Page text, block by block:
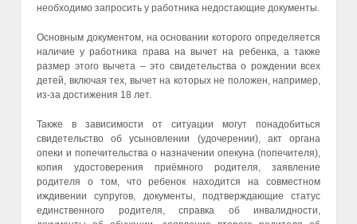
необходимо запросить у работника недостающие документы.
Основным документом, на основании которого определяется
наличие у работника права на вычет на ребенка, а также
размер этого вычета – это свидетельства о рождении всех
детей, включая тех, вычет на которых не положен, например,
из-за достижения 18 лет.
Также в зависимости от ситуации могут понадобиться
свидетельство об усыновлении (удочерении), акт органа
опеки и попечительства о назначении опекуна (попечителя),
копия удостоверения приёмного родителя, заявление
родителя о том, что ребенок находится на совместном
иждивении супругов, документы, подтверждающие статус
единственного родителя, справка об инвалидности,